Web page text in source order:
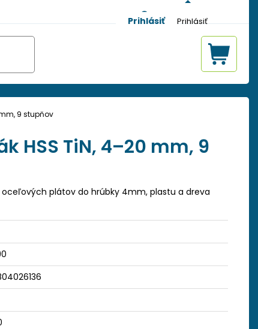
Prihlásiť
9 stupňov
HSS TiN, 4–20 mm, 9
plátov do hrúbky 4mm, plastu a dreva